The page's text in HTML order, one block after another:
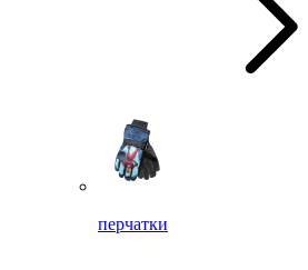
перчатки